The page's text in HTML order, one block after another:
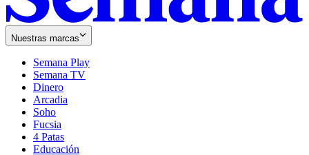
Nuestras marcas
Semana Play
Semana TV
Dinero
Arcadia
Soho
in
new
window
Fucsia
in
new
4 Patas
Educación